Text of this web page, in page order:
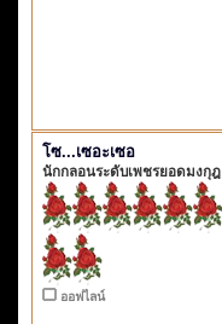
โซ...เซอะเซอ
นักกลอนระดับเพชรยอดมงกุฎ
ออฟไลน์